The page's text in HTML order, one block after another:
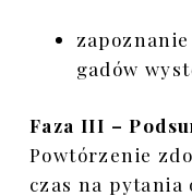
gadów
Faza III –
Powtórzenie
czas na pytania